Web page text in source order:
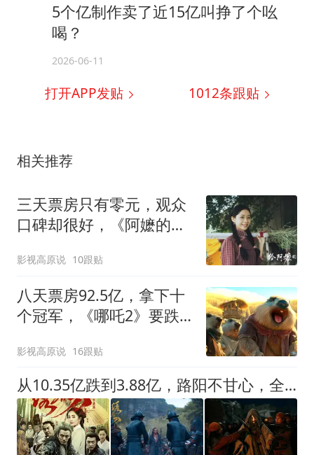
5个亿制作卖了近15亿叫挣了个吆
喝？
2026-06-11
打开APP发贴 1012条跟贴
相关推荐
三天票房只有零元，观众
口碑却很好，《阿嬷的情
影视高原说 10跟贴
八天票房92.5亿，拿下十
个冠军，《哪吒2》要跌
影视高原说 16跟贴
从10.35亿跌到3.88亿，路阳不甘心，全力启动《绣春刀3》再战一把